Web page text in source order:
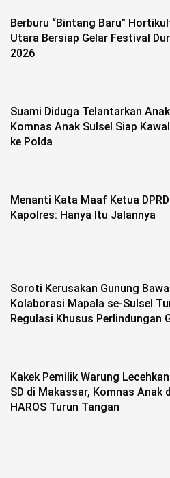
Berburu “Bintang Baru”
Utara Bersiap Gelar Festival
2026
Suami Diduga Telantarkan
Komnas Anak Sulsel Siap
ke Polda
Menanti Kata Maaf Ketua
Kapolres: Hanya Itu Jalannya
Soroti Kerusakan Gunung
Kolaborasi Mapala se-Sulsel
Regulasi Khusus Perlindungan
Kakek Pemilik Warung
SD di Makassar, Komnas Anak
HAROS Turun Tangan